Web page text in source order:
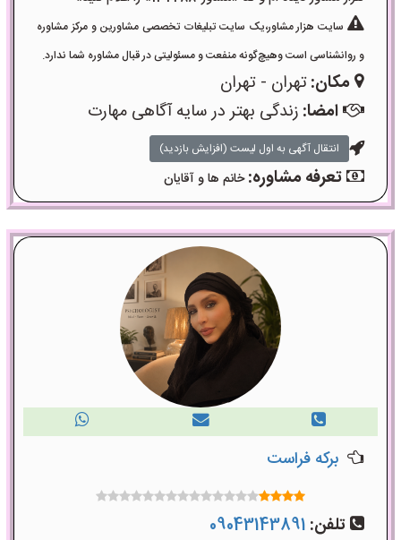
سایت هزار مشاور،یک سایت تبلیغات تخصصی مشاورین و مرکز مشاوره
و روانشناسی است وهیچ‌گونه منفعت و مسئولیتی در قبال مشاوره شما ندارد.
مکان:تهران - تهران
امضا: زندگی بهتر در سایه آگاهی مهارت
انتقال آگهی به اول لیست (افزایش بازدید)
تعرفه مشاوره:خانم ها و آقایان
برکه فراست
تلفن: 09043143891